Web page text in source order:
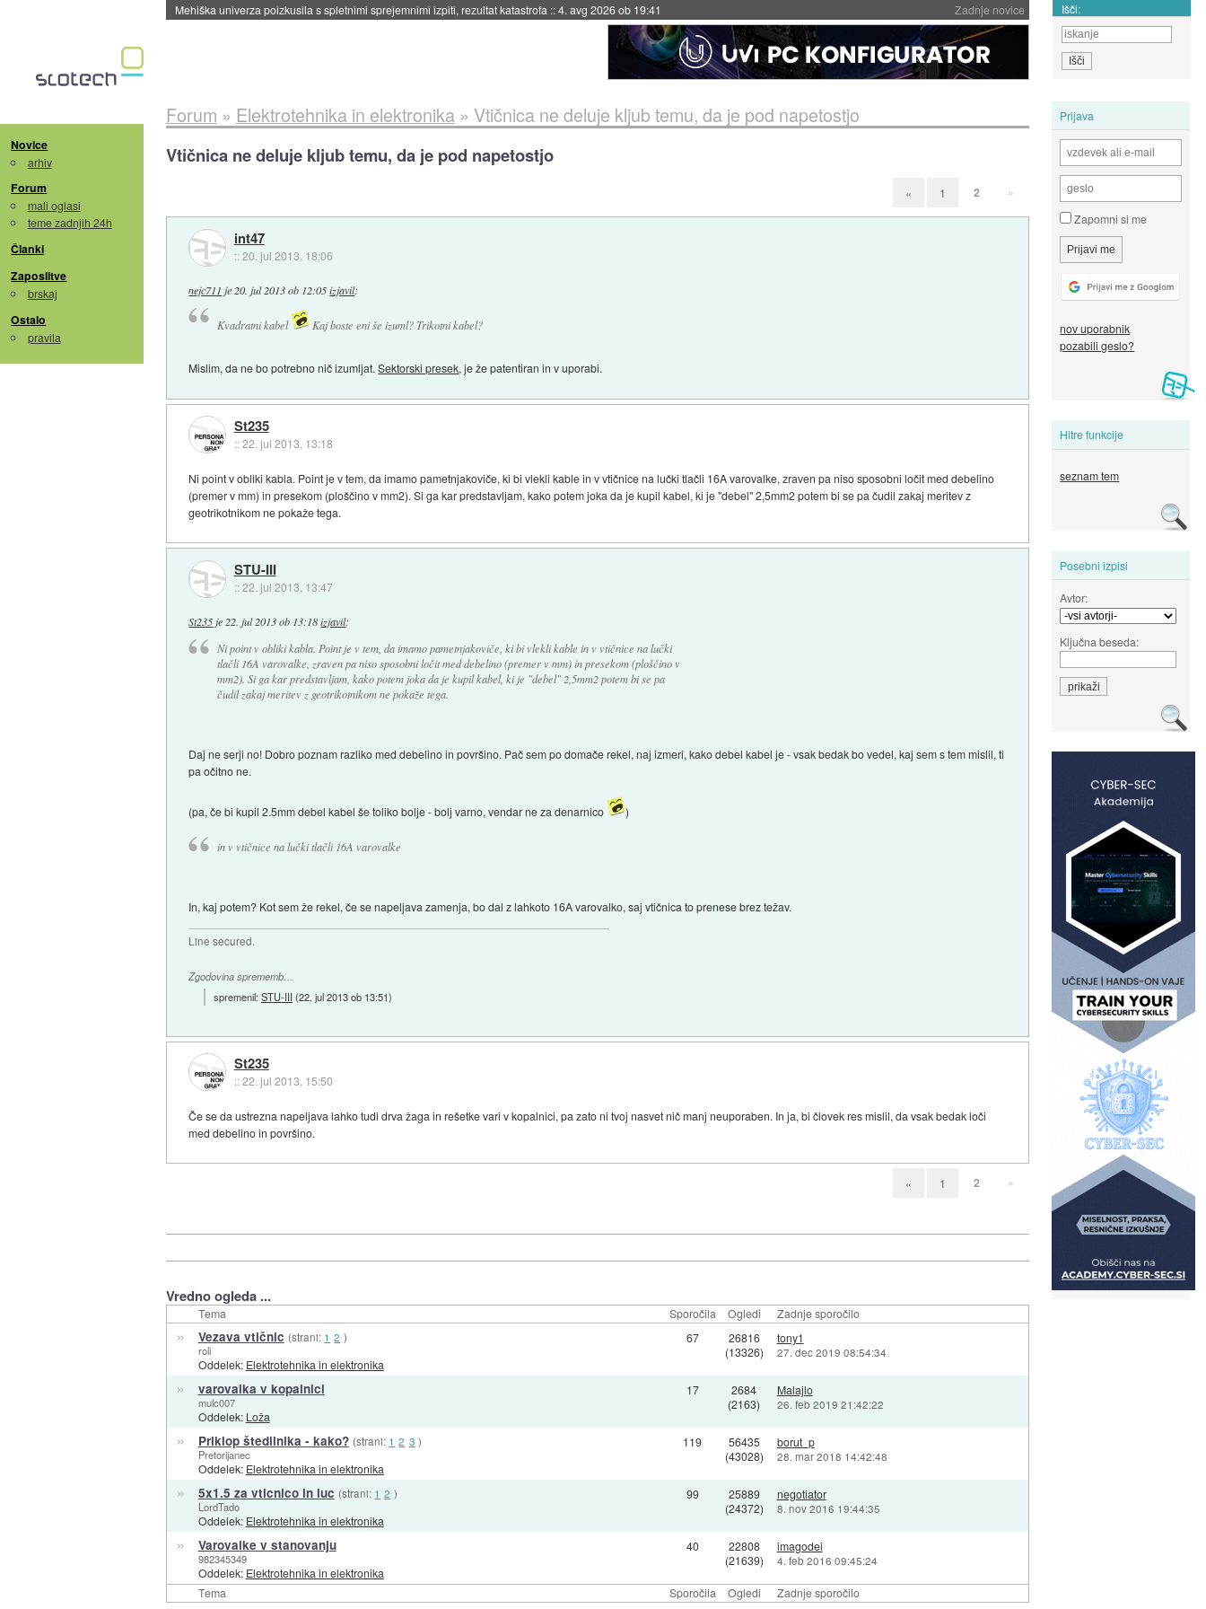
Zadnje novice
Mehiška univerza poizkusila s spletnimi sprejemnimi izpiti, rezultat katastrofa ::4. avg 2026 ob 19:41 Išči:
Novice
arhiv
Forum
mali oglasi
teme zadnjih 24h
Članki
Zaposlitve
brskaj
Ostalo
pravila
Prijava
Zapomni si me
nov uporabnik
pozabili geslo?
Hitre funkcije
seznam tem
Posebni izpisi
Avtor:
Ključna beseda:
Forum » Elektrotehnika in elektronika» Vtičnica ne deluje kljub temu, da je pod napetostjo
Vtičnica ne deluje kljub temu, da je pod napetostjo
« 1 2 »
int47
::20. jul 2013, 18:06
nejc711 je 20. jul 2013 ob 12:05 izjavil:
Kvadratni kabel Kaj boste eni še izuml? Trikotni kabel?
Mislim, da ne bo potrebno nič izumljat.Sektorski presek, je že patentiran in v uporabi.
St235
::22. jul 2013, 13:18
Ni point v obliki kabla. Point je v tem, da imamo pametnjakoviče, ki bi vlekli kable in v vtičnice na lučki tlačli 16A varovalke, zraven pa niso sposobni ločit med debelino
(premer v mm) in presekom (ploščino v mm2). Si ga kar predstavljam, kako potem joka da je kupil kabel, ki je "debel" 2,5mm2 potem bi se pa čudil zakaj meritev z
geotrikotnikom ne pokaže tega.
STU-III
::22. jul 2013, 13:47
St235 je 22. jul 2013 ob 13:18 izjavil:
Ni point v obliki kabla. Point je v tem, da imamo pametnjakoviče, ki bi vlekli kable in v vtičnice na lučki
tlačli 16A varovalke, zraven pa niso sposobni ločit med debelino (premer v mm) in presekom (ploščino v
mm2). Si ga kar predstavljam, kako potem joka da je kupil kabel, ki je "debel" 2,5mm2 potem bi se pa
čudil zakaj meritev z geotrikotnikom ne pokaže tega.
Daj ne serji no! Dobro poznam razliko med debelino in površino. Pač sem po domače rekel, naj izmeri, kako debel kabel je - vsak bedak bo vedel, kaj sem s tem mislil, ti
pa očitno ne.
(pa, če bi kupil 2.5mm debel kabel še toliko bolje - bolj varno, vendar ne za denarnico )
in v vtičnice na lučki tlačli 16A varovalke
In, kaj potem? Kot sem že rekel, če se napeljava zamenja, bo dal z lahkoto 16A varovalko, saj vtičnica to prenese brez težav.
Line secured.
Zgodovina sprememb…
spremenil:STU-III(22. jul 2013 ob 13:51)
St235
::22. jul 2013, 15:50
Če se da ustrezna napeljava lahko tudi drva žaga in rešetke vari v kopalnici, pa zato ni tvoj nasvet nič manj neuporaben. In ja, bi človek res mislil, da vsak bedak loči
med debelino in površino.
« 1 2 »
Vredno ogleda ...
Tema Sporočila Ogledi Zadnje sporočilo
Tema Sporočila Ogledi Zadnje sporočilo
» Vezava vtičnic (strani: 1 2 )
roli
Oddelek: Elektrotehnika in elektronika
67
26816
(13326)
tony1
27. dec 2019 08:54:34
» varovalka v kopalnici
mulc007
Oddelek: Loža
17
2684
(2163)
Malajlo
26. feb 2019 21:42:22
» Priklop štedilnika - kako? (strani: 1 2 3 )
Pretorijanec
Oddelek: Elektrotehnika in elektronika
119
56435
(43028)
borut_p
28. mar 2018 14:42:48
» 5x1.5 za vticnico in luc (strani: 1 2 )
LordTado
Oddelek: Elektrotehnika in elektronika
99
25889
(24372)
negotiator
8. nov 2016 19:44:35
» Varovalke v stanovanju
982345349
Oddelek: Elektrotehnika in elektronika
40
22808
(21639)
imagodei
4. feb 2016 09:45:24